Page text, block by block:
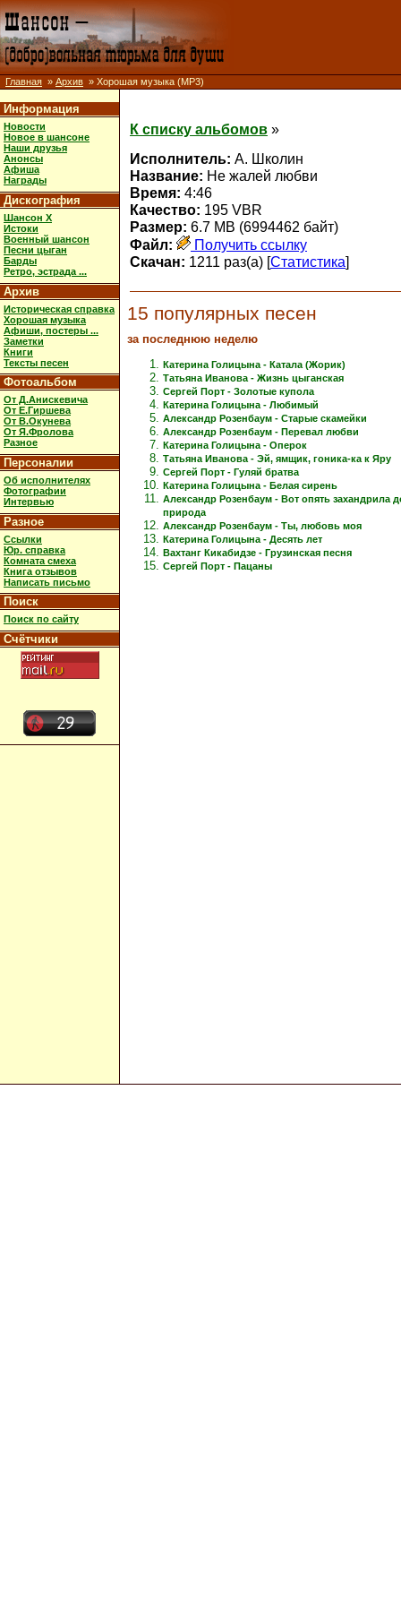
Главная » Архив » Хорошая музыка (MP3)
Информация
Новости
Новое в шансоне
Наши друзья
Анонсы
Афиша
Награды
Дискография
Шансон X
Истоки
Военный шансон
Песни цыган
Барды
Ретро, эстрада ...
Архив
Историческая справка
Хорошая музыка
Афиши, постеры ...
Заметки
Книги
Тексты песен
Фотоальбом
От Д.Анискевича
От Е.Гиршева
От В.Окунева
От Я.Фролова
Разное
Персоналии
Об исполнителях
Фотографии
Интервью
Разное
Ссылки
Юр. справка
Комната смеха
Книга отзывов
Написать письмо
Поиск
Поиск по сайту
Счётчики
К списку альбомов »
Исполнитель: А. Школин
Название: Не жалей любви
Время: 4:46
Качество: 195 VBR
Размер: 6.7 MB (6994462 байт)
Файл:
Получить ссылку
Скачан: 1211 раз(а) [Статистика]
15 популярных песен
за последнюю неделю
Катерина Голицына - Катала (Жорик)
Татьяна Иванова - Жизнь цыганская
Сергей Порт - Золотые купола
Катерина Голицына - Любимый
Александр Розенбаум - Старые скамейки
Александр Розенбаум - Перевал любви
Катерина Голицына - Оперок
Татьяна Иванова - Эй, ямщик, гоника-ка к Яру
Сергей Порт - Гуляй братва
Катерина Голицына - Белая сирень
Александр Розенбаум - Вот опять захандрила
природа
Александр Розенбаум - Ты, любовь моя
Катерина Голицына - Десять лет
Вахтанг Кикабидзе - Грузинская песня
Сергей Порт - Пацаны